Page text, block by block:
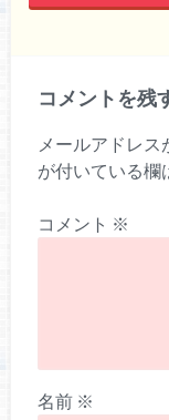
コメントを残
メールアドレス
が付いている欄
コメント ※
名前 ※